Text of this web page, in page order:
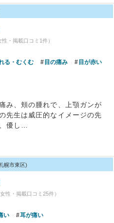
・掲載口コミ1件）
る・むくむ 目の痛み
目が赤い
み、頬の腫れで、上顎ガンが
先生は威圧的なイメージの先
優し…
幌市東区)
性・掲載口コミ25件）
い 耳が痛い